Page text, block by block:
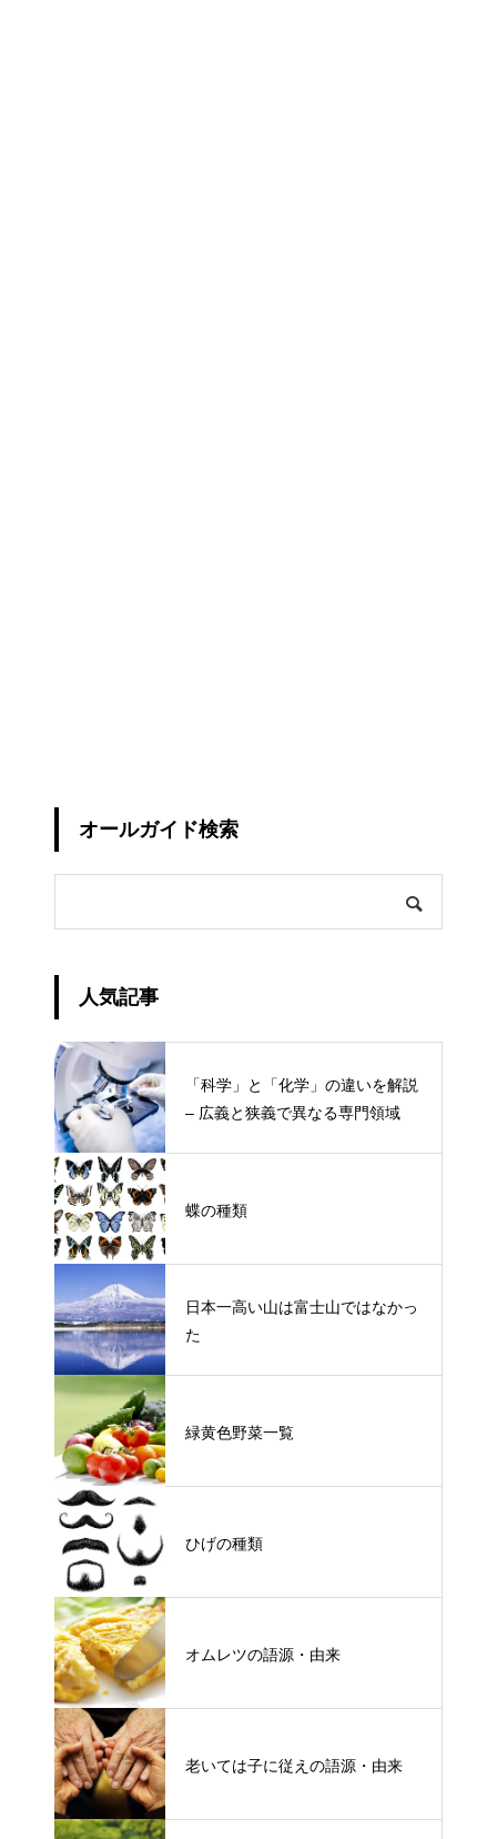
オールガイド検索
人気記事
「科学」と「化学」の違いを解説
– 広義と狭義で異なる専門領域
蝶の種類
日本一高い山は富士山ではなかっ
た
緑黄色野菜一覧
ひげの種類
オムレツの語源・由来
老いては子に従えの語源・由来